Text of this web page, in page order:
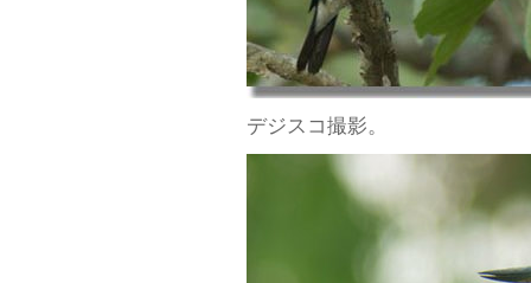
デジスコ撮影。